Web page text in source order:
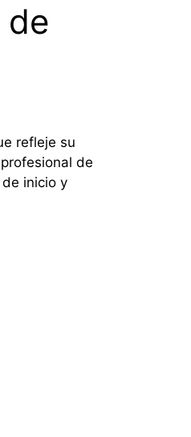
de
refleje su
de
inicio y